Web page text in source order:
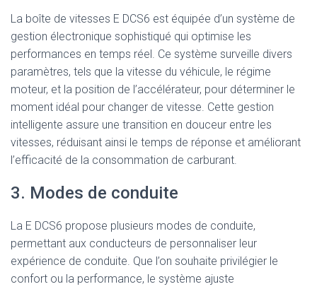
La boîte de vitesses E DCS6 est équipée d’un système de
gestion électronique sophistiqué qui optimise les
performances en temps réel. Ce système surveille divers
paramètres, tels que la vitesse du véhicule, le régime
moteur, et la position de l’accélérateur, pour déterminer le
moment idéal pour changer de vitesse. Cette gestion
intelligente assure une transition en douceur entre les
vitesses, réduisant ainsi le temps de réponse et améliorant
l’efficacité de la consommation de carburant.
3. Modes de conduite
La E DCS6 propose plusieurs modes de conduite,
permettant aux conducteurs de personnaliser leur
expérience de conduite. Que l’on souhaite privilégier le
confort ou la performance, le système ajuste